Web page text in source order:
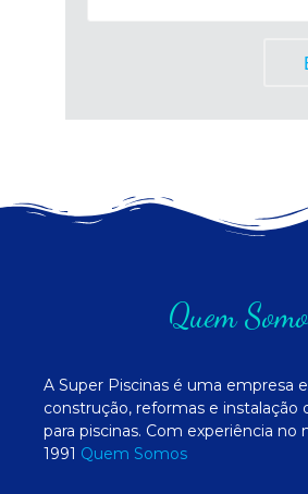
Quem
A Super Piscinas é uma empresa
construção, reformas e instalação
para piscinas. Com experiência no
1991 Quem Somos